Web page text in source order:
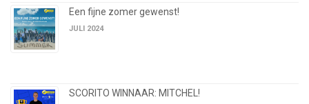
Een fijne zomer gewenst!
JULI 2024
SCORITO WINNAAR: MITCHEL!